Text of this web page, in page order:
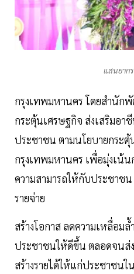
แสนยาก
กรุงเทพมหานคร โดยสำนัก
กระตุ้นเศรษฐกิจ ส่งเสริมอา
ประชาชน ตามนโยบายกระตุ้
กรุงเทพมหานคร เพื่อมุ่งเน้
ความสามารถให้กับประชาชน
รายจ่าย
สร้างโอกาส ลดความเหลื่อม
ประชาชนให้ดีขึ้น ตลอดจน
สร้างรายได้ให้แก่ประชาชน